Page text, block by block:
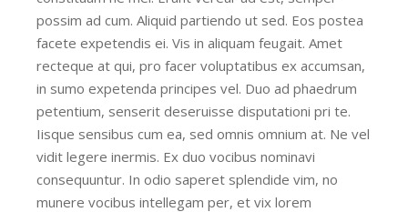
possim ad cum. Aliquid partiendo ut sed. Eos postea
facete expetendis ei. Vis in aliquam feugait. Amet
recteque at qui, pro facer voluptatibus ex accumsan,
in sumo expetenda principes vel. Duo ad phaedrum
petentium, senserit deseruisse disputationi pri te.
Iisque sensibus cum ea, sed omnis omnium at. Ne vel
vidit legere inermis. Ex duo vocibus nominavi
consequuntur. In odio saperet splendide vim, no
munere vocibus intellegam per, et vix lorem